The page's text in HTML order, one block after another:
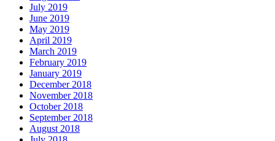
July 2019
June 2019
May 2019
April 2019
March 2019
February 2019
January 2019
December 2018
November 2018
October 2018
September 2018
August 2018